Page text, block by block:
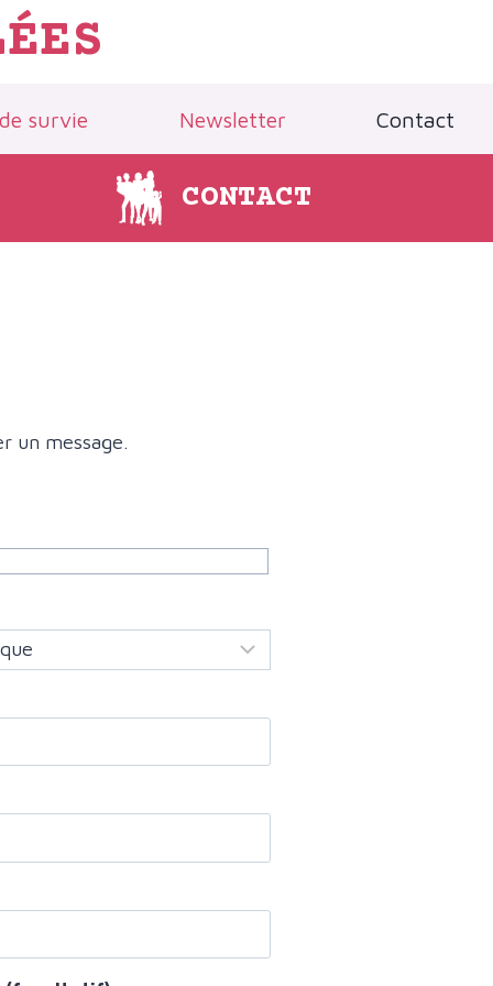
survie Newsletter Contact
CONTACT
un message.